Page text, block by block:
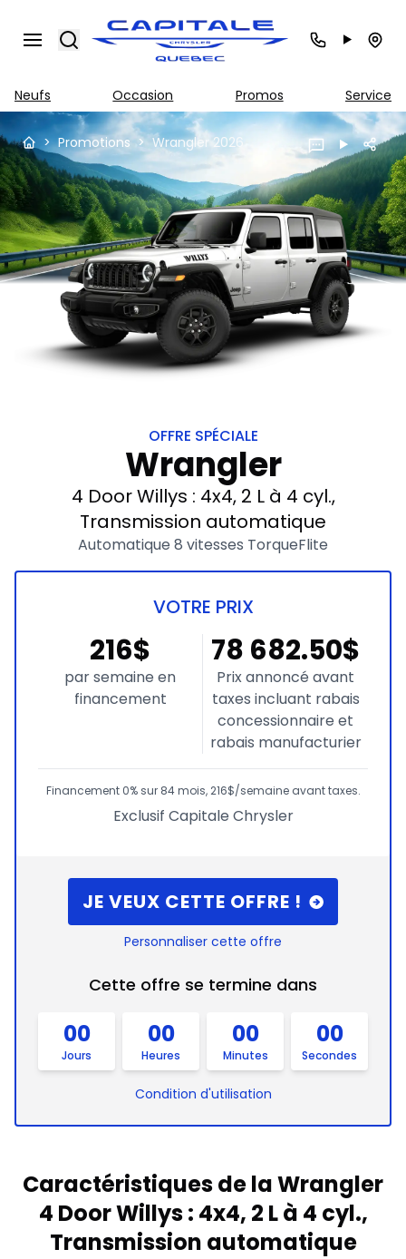
Search
Neufs Occasion Promos Service
> Promotions > Wrangler 2026
OFFRE SPÉCIALE
Wrangler
4 Door Willys : 4x4, 2 L à 4 cyl.,
Transmission automatique
Automatique 8 vitesses TorqueFlite
VOTRE PRIX
216$
par semaine en
financement
78 682.50$
Prix annoncé avant
taxes incluant rabais
concessionnaire et
rabais manufacturier
Financement 0% sur 84 mois, 216$/semaine avant taxes.
Exclusif Capitale Chrysler
JE VEUX CETTE OFFRE !
Personnaliser cette offre
Cette offre se termine dans
00
Jours
00
Heures
00
Minutes
00
Secondes
Condition d'utilisation
Caractéristiques de la Wrangler
4 Door Willys : 4x4, 2 L à 4 cyl.,
Transmission automatique